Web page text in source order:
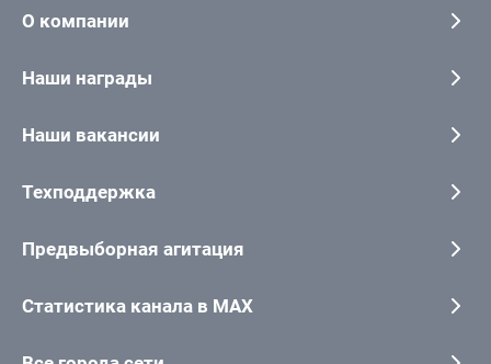
О компании
Наши награды
Наши вакансии
Техподдержка
Предвыборная агитация
Статистика канала в MAX